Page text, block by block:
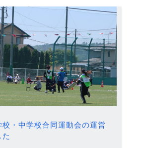
校・中学校合同運動会の運営